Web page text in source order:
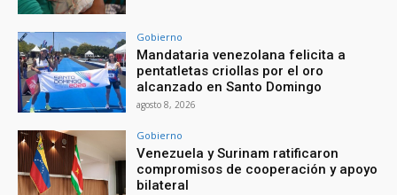
Gobierno
Mandataria venezolana felicita a
pentatletas criollas por el oro
alcanzado en Santo Domingo
agosto 8, 2026
Gobierno
Venezuela y Surinam ratificaron
compromisos de cooperación y apoyo
bilateral